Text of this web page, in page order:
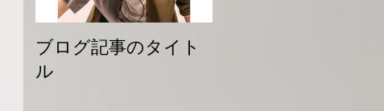
ブログ記事のタイト
ル